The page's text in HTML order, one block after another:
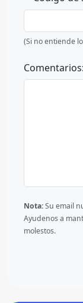
(Si no entiende
Comentarios:
Nota:Su email
Ayudenos a
molestos.